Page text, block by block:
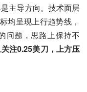
主导方向。技术面层
均呈现上行趋势线，
问题，思路上保持不
注0.25美刀，上方压